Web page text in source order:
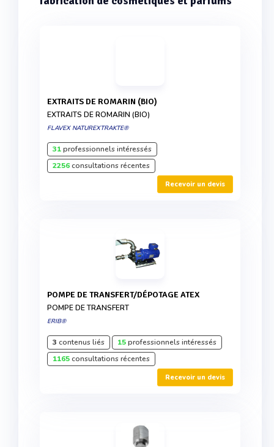
EXTRAITS DE ROMARIN (BIO)
EXTRAITS DE ROMARIN (BIO)
FLAVEX NATUREXTRAKTE®
31professionnels intéressés
2256consultations récentes
Recevoir un devis
POMPE DE TRANSFERT/DÉPOTAGE ATEX
POMPE DE TRANSFERT
ERIB®
3 contenus liés 15professionnels intéressés
1165consultations récentes
Recevoir un devis